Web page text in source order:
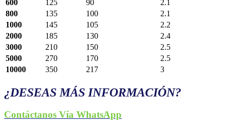
600
125 90
2.1
800
135 100
2.1
1000
145 105
2.2
2000
185 130
2.4
3000
210 150
2.5
5000
270 170
2.5
10000
350 217 3
¿DESEAS MÁS INFORMACIÓN?
Contáctanos Vía WhatsApp